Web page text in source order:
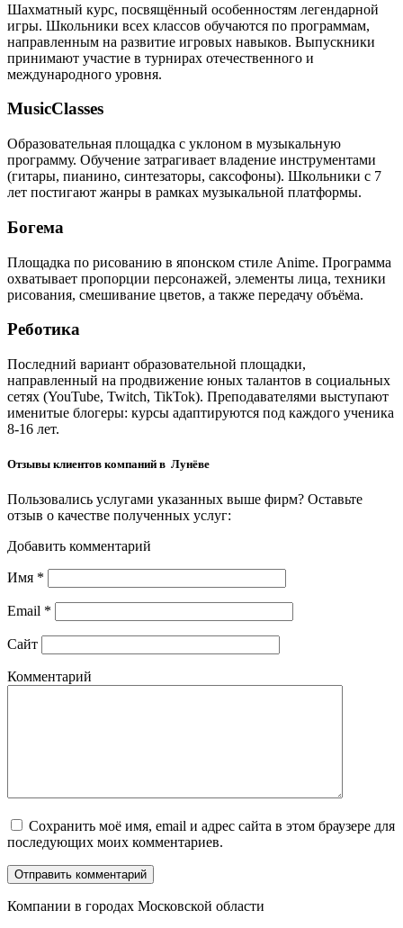
Шахматный курс, посвящённый особенностям легендарной
игры. Школьники всех классов обучаются по программам,
направленным на развитие игровых навыков. Выпускники
принимают участие в турнирах отечественного и
международного уровня.
MusicClasses
Образовательная площадка с уклоном в музыкальную
программу. Обучение затрагивает владение инструментами
(гитары, пианино, синтезаторы, саксофоны). Школьники с 7
лет постигают жанры в рамках музыкальной платформы.
Богема
Площадка по рисованию в японском стиле Anime. Программа
охватывает пропорции персонажей, элементы лица, техники
рисования, смешивание цветов, а также передачу объёма.
Реботика
Последний вариант образовательной площадки,
направленный на продвижение юных талантов в социальных
сетях (YouTube, Twitch, TikTok). Преподавателями выступают
именитые блогеры: курсы адаптируются под каждого ученика
8-16 лет.
Отзывы клиентов компаний в Лунёве
Пользовались услугами указанных выше фирм? Оставьте
отзыв о качестве полученных услуг:
Добавить комментарий
Имя *
Email *
Сайт
Комментарий
Сохранить моё имя, email и адрес сайта в этом браузере для
последующих моих комментариев.
Компании в городах Московской области